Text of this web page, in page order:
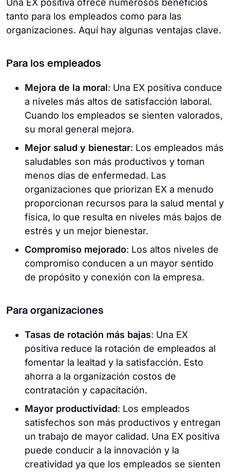
Una EX positiva ofrece numerosos beneficios
tanto para los empleados como para las
organizaciones. Aquí hay algunas ventajas clave.
Para los empleados
Mejora de la moral: Una EX positiva conduce
a niveles más altos de satisfacción laboral.
Cuando los empleados se sienten valorados,
su moral general mejora.
Mejor salud y bienestar: Los empleados más
saludables son más productivos y toman
menos días de enfermedad. Las
organizaciones que priorizan EX a menudo
proporcionan recursos para la salud mental y
física, lo que resulta en niveles más bajos de
estrés y un mejor bienestar.
Compromiso mejorado: Los altos niveles de
compromiso conducen a un mayor sentido
de propósito y conexión con la empresa.
Para organizaciones
Tasas de rotación más bajas: Una EX
positiva reduce la rotación de empleados al
fomentar la lealtad y la satisfacción. Esto
ahorra a la organización costos de
contratación y capacitación.
Mayor productividad: Los empleados
satisfechos son más productivos y entregan
un trabajo de mayor calidad. Una EX positiva
puede conducir a la innovación y la
creatividad ya que los empleados se sienten